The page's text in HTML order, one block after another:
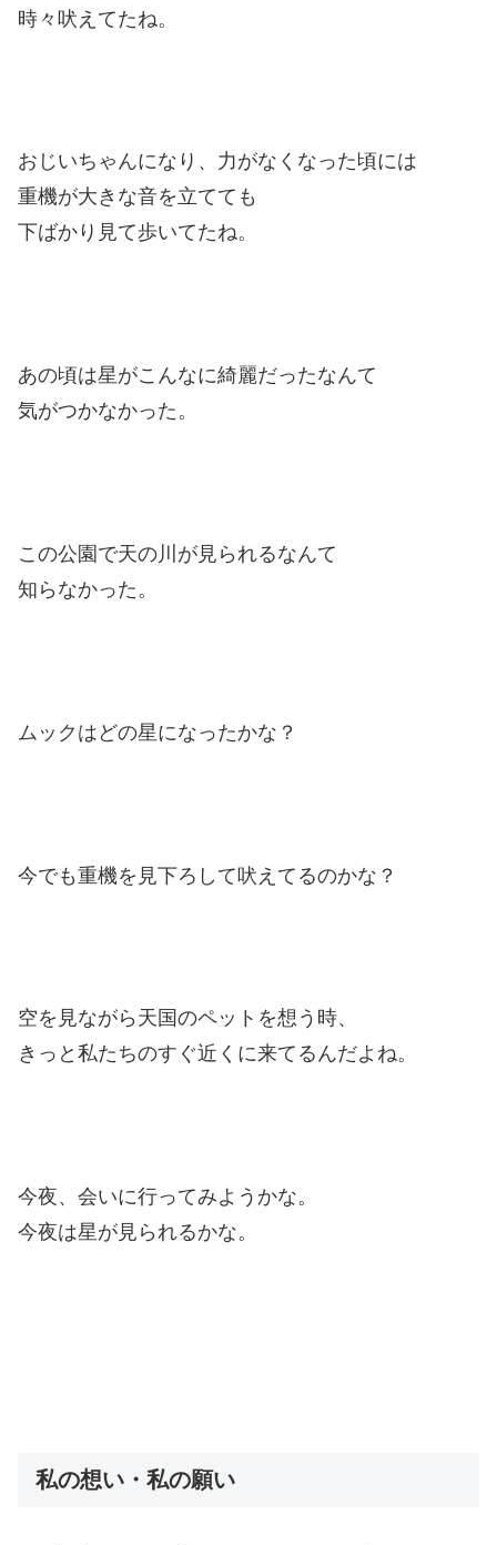
時々吠えてたね。
おじいちゃんになり、力がなくなった頃には
重機が大きな音を立てても
下ばかり見て歩いてたね。
あの頃は星がこんなに綺麗だったなんて
気がつかなかった。
この公園で天の川が見られるなんて
知らなかった。
ムックはどの星になったかな？
今でも重機を見下ろして吠えてるのかな？
空を見ながら天国のペットを想う時、
きっと私たちのすぐ近くに来てるんだよね。
今夜、会いに行ってみようかな。
今夜は星が見られるかな。
私の想い・私の願い